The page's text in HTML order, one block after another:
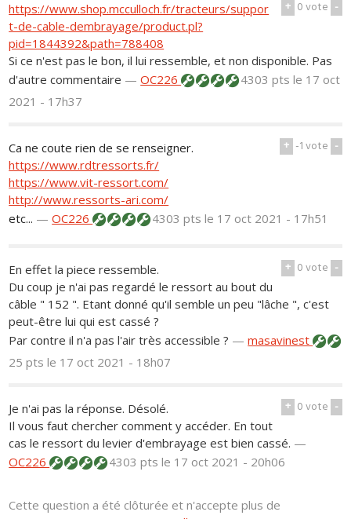
+ 0vote -
https://www.shop.mcculloch.fr/tracteurs/suppor
t-de-cable-dembrayage/product.pl?
pid=1844392&path=788408
Si ce n'est pas le bon, il lui ressemble, et non disponible. Pas
d'autre commentaire —OC226 4303 ptsle 17 oct
2021 - 17h37
+ -1vote -
Ca ne coute rien de se renseigner.
https://www.rdtressorts.fr/
https://www.vit-ressort.com/
http://www.ressorts-ari.com/
etc... —OC226 4303 ptsle 17 oct 2021 - 17h51
+ 0vote -
En effet la piece ressemble.
Du coup je n'ai pas regardé le ressort au bout du
câble " 152 ". Etant donné qu'il semble un peu "lâche ", c'est
peut-être lui qui est cassé ?
Par contre il n'a pas l'air très accessible ? —masavinest
25 ptsle 17 oct 2021 - 18h07
+ 0vote -
Je n'ai pas la réponse. Désolé.
Il vous faut chercher comment y accéder. En tout
cas le ressort du levier d'embrayage est bien cassé. —
OC226
4303 ptsle 17 oct 2021 - 20h06
Cette question a été clôturée et n'accepte plus de